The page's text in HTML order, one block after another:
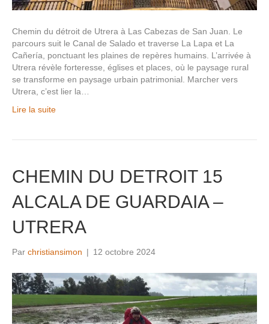
Chemin du détroit de Utrera à Las Cabezas de San Juan. Le
parcours suit le Canal de Salado et traverse La Lapa et La
Cañería, ponctuant les plaines de repères humains. L’arrivée à
Utrera révèle forteresse, églises et places, où le paysage rural
se transforme en paysage urbain patrimonial. Marcher vers
Utrera, c’est lier la…
Lire la suite
CHEMIN DU DETROIT 15
ALCALA DE GUARDAIA –
UTRERA
Par christiansimon | 12 octobre 2024